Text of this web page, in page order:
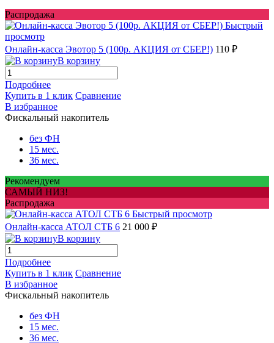
Распродажа
Быстрый
просмотр
Онлайн-касса Эвотор 5 (100р. АКЦИЯ от СБЕР!) 110 ₽
В корзину
Подробнее
Купить в 1 клик Сравнение
В избранное
Фискальный накопитель
без ФН
15 мес.
36 мес.
Рекомендуем
САМЫЙ НИЗ!
Распродажа
Быстрый просмотр
Онлайн-касса АТОЛ СТБ 6 21 000 ₽
В корзину
Подробнее
Купить в 1 клик Сравнение
В избранное
Фискальный накопитель
без ФН
15 мес.
36 мес.